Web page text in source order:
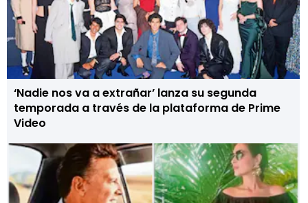
‘Nadie nos va a extrañar’ lanza su segunda
temporada a través de la plataforma de Prime
Video